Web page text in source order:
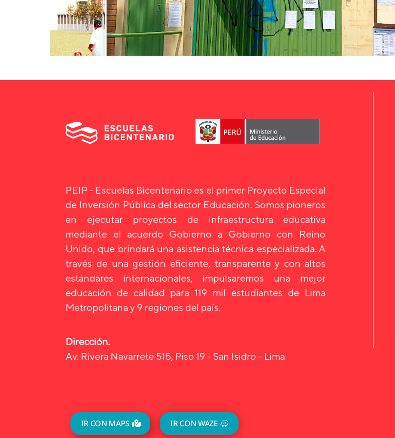
PEIP - Escuelas Bicentenario es el primer Proyecto Especial
de Inversión Pública del sector Educación. Somos pioneros
en ejecutar proyectos de infraestructura educativa
mediante el acuerdo Gobierno a Gobierno con Reino
Unido, que brindará una asistencia técnica especializada. A
través de una gestión eficiente, transparente y con altos
estándares internacionales, impulsaremos una mejor
educación de calidad para 119 mil estudiantes de Lima
Metropolitana y 9 regiones del país.
Dirección.
Av. Rivera Navarrete 515, Piso 19 - San Isidro - Lima
IR CON MAPS IR CON WAZE